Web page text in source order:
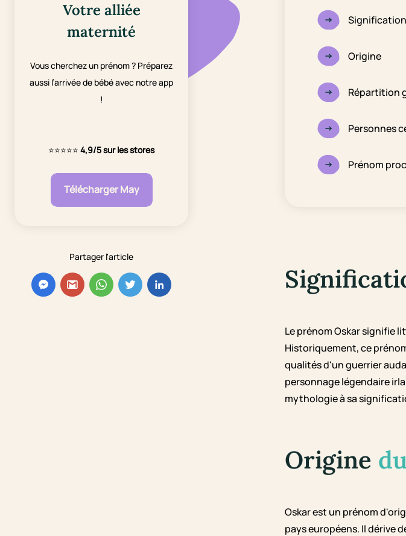
Votre alliée
maternité
Vous cherchez un prénom ? Préparez
aussi l’arrivée de bébé avec notre app
!
⭐⭐⭐⭐⭐ 4,9/5 sur les stores
Télécharger May
Partager l'article
Signification
Origine
Répartition
Personnes
Prénom
Le prénom Oskar signifie
Historiquement, ce
qualités d'un guerrier
personnage légendaire
mythologie à sa
Origine
Oskar est un prénom
pays européens. Il dérive